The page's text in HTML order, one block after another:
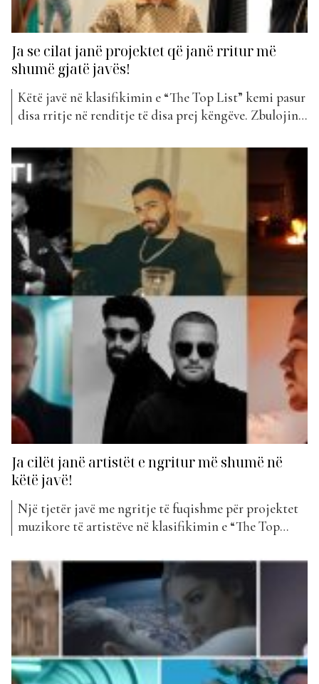
Ja se cilat janë projektet që janë rritur më
shumë gjatë javës!
Këtë javë në klasifikimin e “The Top List” kemi pasur
disa rritje në renditje të disa prej këngëve. Zbulojini
një nga projektet më të pëlqyera nga publiku. Kjo
këngë është rritur me plot 56 vende nga java e kaluar.
Një projekt...
Ja cilët janë artistët e ngritur më shumë në
këtë javë!
Një tjetër javë me ngritje të fuqishme për projektet
muzikore të artistëve në klasifikimin e “The Top
këngëtarë që patën më shumë sukses këtë javë? Elgit
Doda me këngën e tij “TL” padyshim që ka rritur një
sukses të jashtëzakonshëm që...